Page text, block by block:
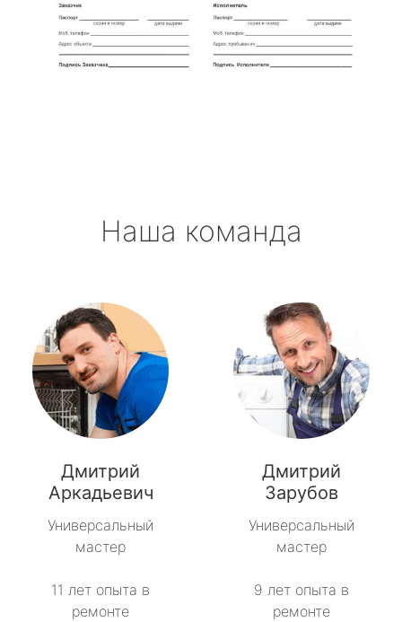
Наша команда
Дмитрий
Аркадьевич
Универсальный
мастер
11 лет опыта в
ремонте
Дмитрий
Зарубов
Универсальный
мастер
9 лет опыта в
ремонте